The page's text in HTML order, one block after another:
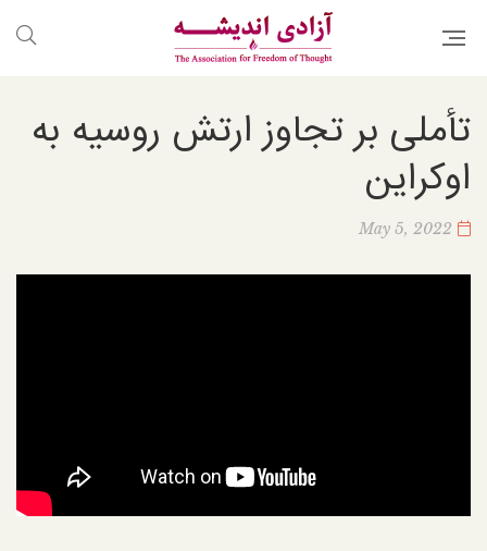
تأملی بر تجاوز ارتش روسیه به
اوکراین
May 5, 2022